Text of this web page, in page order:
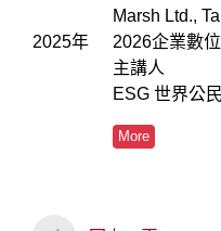
Marsh Ltd.,
2025年
2026企業數
主講人
ESG 世界公
More